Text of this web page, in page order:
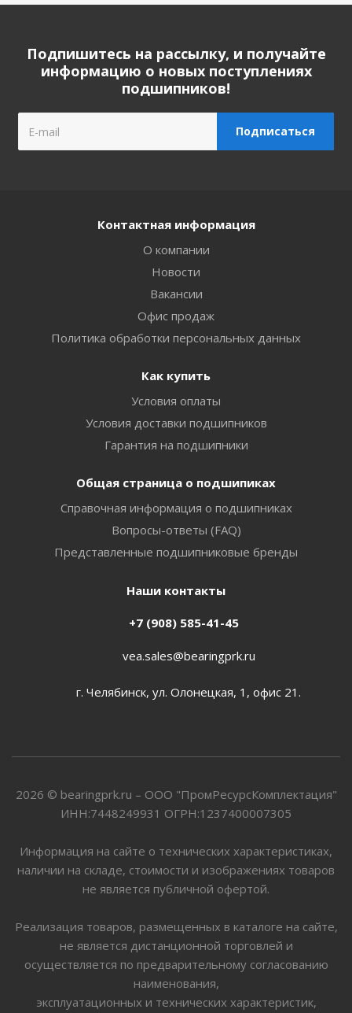
Подпишитесь на рассылку, и получайте
информацию о новых поступлениях
подшипников!
Контактная информация
О компании
Новости
Вакансии
Офис продаж
Политика обработки персональных данных
Как купить
Условия оплаты
Условия доставки подшипников
Гарантия на подшипники
Общая страница о подшипиках
Справочная информация о подшипниках
Вопросы-ответы (FAQ)
Представленные подшипниковые бренды
Наши контакты
+7 (908) 585-41-45
vea.sales@bearingprk.ru
г. Челябинск, ул. Олонецкая, 1, офис 21.
2026 © bearingprk.ru – ООО "ПромРесурсКомплектация"
ИНН:7448249931 ОГРН:1237400007305
Информация на сайте о технических характеристиках,
наличии на складе, стоимости и изображениях товаров
не является публичной офертой.
Реализация товаров, размещенных в каталоге на сайте,
не является дистанционной торговлей и
осуществляется по предварительному согласованию
наименования,
эксплуатационных и технических характеристик,